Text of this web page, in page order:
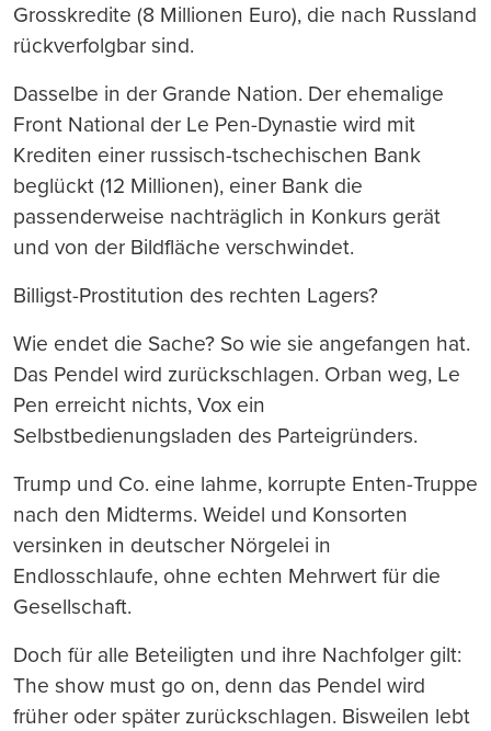
Grosskredite (8 Millionen Euro), die nach Russland
rückverfolgbar sind.
Dasselbe in der Grande Nation. Der ehemalige
Front National der Le Pen-Dynastie wird mit
Krediten einer russisch-tschechischen Bank
beglückt (12 Millionen), einer Bank die
passenderweise nachträglich in Konkurs gerät
und von der Bildfläche verschwindet.
Billigst-Prostitution des rechten Lagers?
Wie endet die Sache? So wie sie angefangen hat.
Das Pendel wird zurückschlagen. Orban weg, Le
Pen erreicht nichts, Vox ein
Selbstbedienungsladen des Parteigründers.
Trump und Co. eine lahme, korrupte Enten-Truppe
nach den Midterms. Weidel und Konsorten
versinken in deutscher Nörgelei in
Endlosschlaufe, ohne echten Mehrwert für die
Gesellschaft.
Doch für alle Beteiligten und ihre Nachfolger gilt:
The show must go on, denn das Pendel wird
früher oder später zurückschlagen. Bisweilen lebt